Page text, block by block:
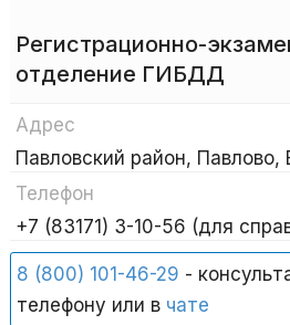
Регистрационно-
отделение ГИБДД
Адрес
Павловский район, Павлово,
Телефон
+7 (83171) 3-10-56 (для
8 (800) 101-46-29 -
телефону или в чате